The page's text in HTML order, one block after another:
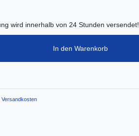
wird innerhalb von 24 Stunden versendet!
In den Warenkorb
Versandkosten